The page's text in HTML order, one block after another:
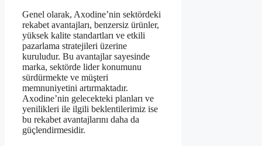
Genel olarak, Axodine’nin sektördeki
rekabet avantajları, benzersiz ürünler,
yüksek kalite standartları ve etkili
pazarlama stratejileri üzerine
kuruludur. Bu avantajlar sayesinde
marka, sektörde lider konumunu
sürdürmekte ve müşteri
memnuniyetini artırmaktadır.
Axodine’nin gelecekteki planları ve
yenilikleri ile ilgili beklentilerimiz ise
bu rekabet avantajlarını daha da
güçlendirmesidir.